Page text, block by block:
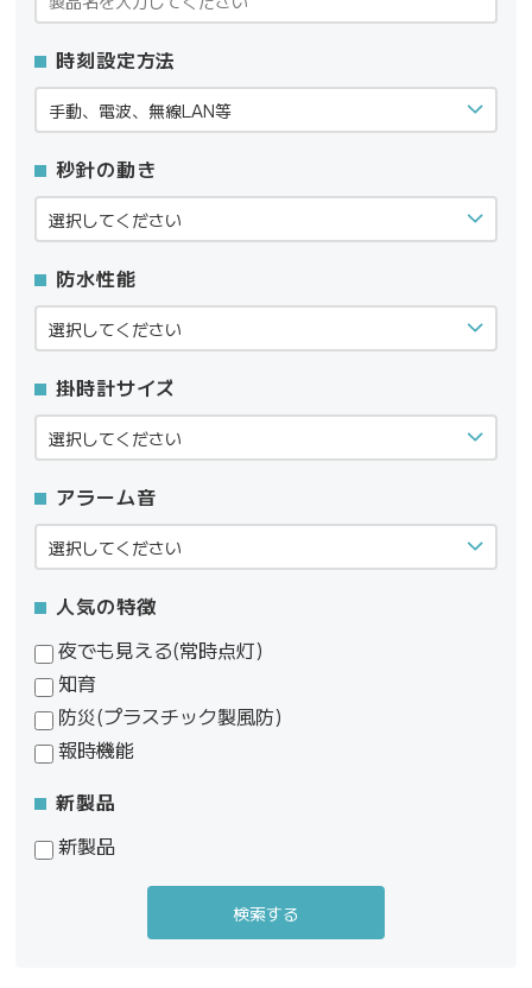
時刻設定方法
秒針の動き
防水性能
掛時計サイズ
アラーム音
人気の特徴
夜でも見える(常時点灯)
知育
防災(プラスチック製風防)
報時機能
新製品
新製品